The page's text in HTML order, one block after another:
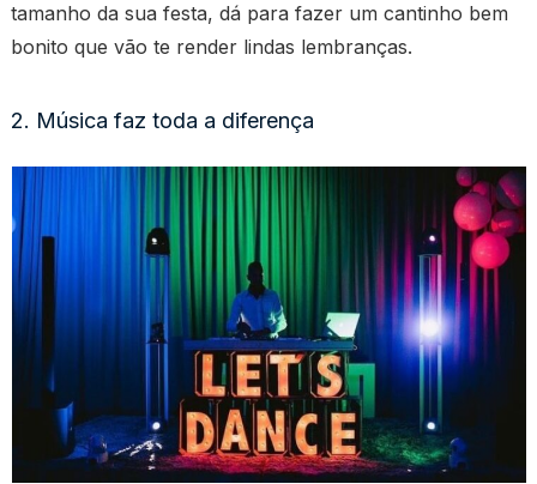
tamanho da sua festa, dá para fazer um cantinho bem
bonito que vão te render lindas lembranças.
2. Música faz toda a diferença